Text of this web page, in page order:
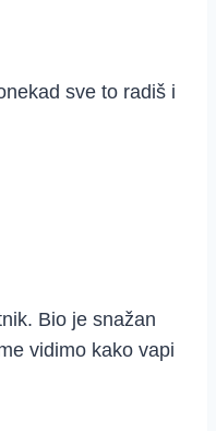
sve to radiš i
Bio je snažan
vidimo kako vapi